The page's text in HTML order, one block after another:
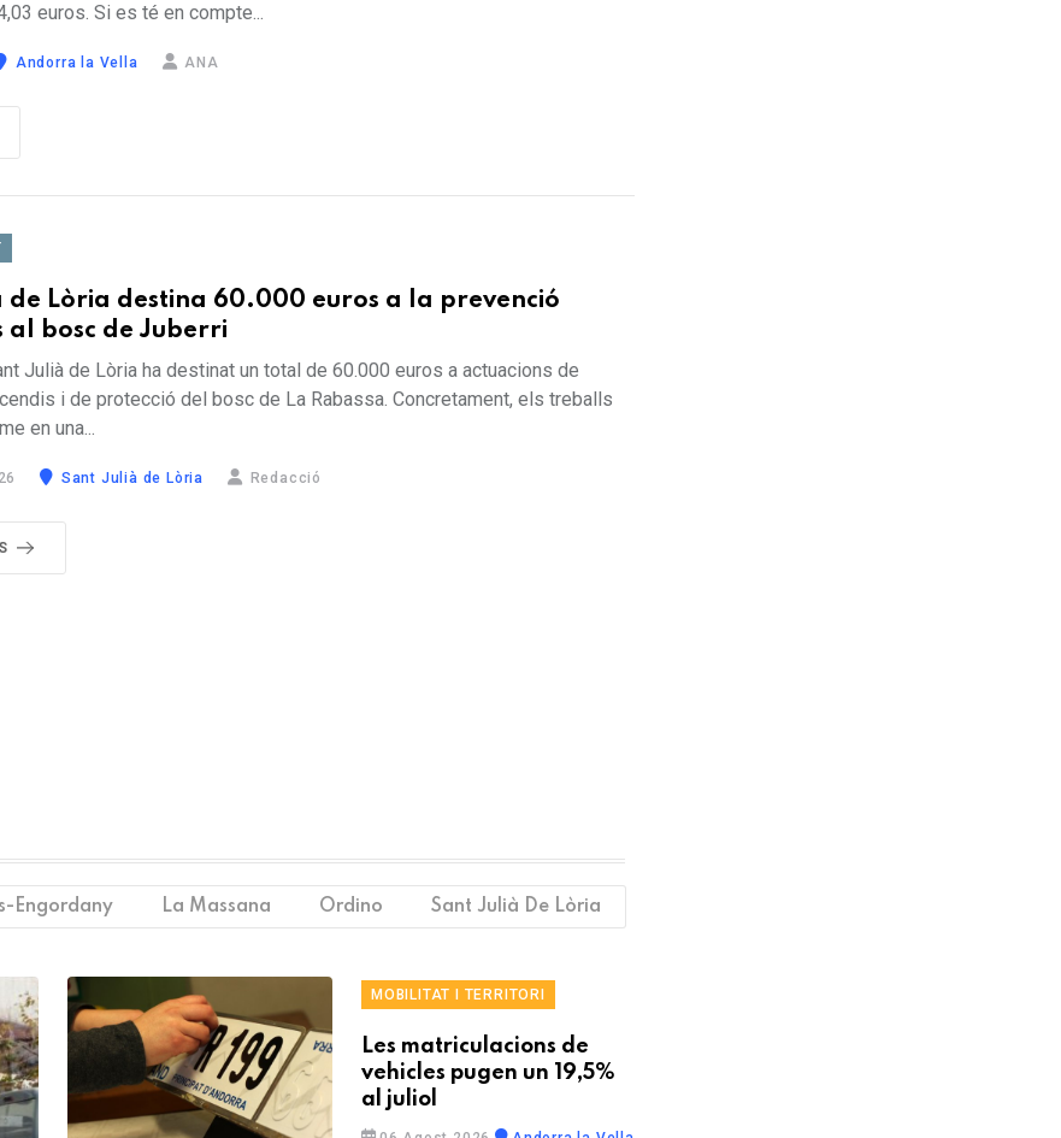
euros. Si es té en compte...
Andorra la Vella ANA
de Lòria destina 60.000 euros a la prevenció
al bosc de Juberri
Julià de Lòria ha destinat un total de 60.000 euros a actuacions de
i de protecció del bosc de La Rabassa. Concretament, els treballs
en una...
Sant Julià de Lòria Redacció
Engordany La Massana Ordino Sant Julià De Lòria
MOBILITAT I TERRITORI
Les matriculacions de
vehicles pugen un 19,5%
al juliol